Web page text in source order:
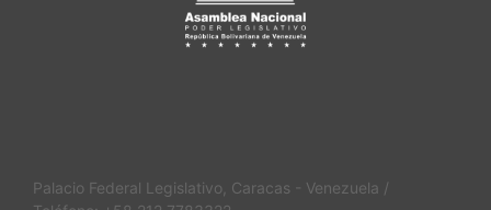
Palacio Federal Legislativo, Caracas - Venezuela /